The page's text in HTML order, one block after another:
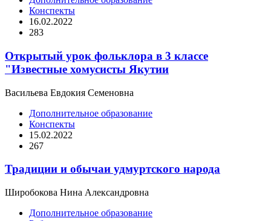
Конспекты
16.02.2022
283
Открытый урок фольклора в 3 классе
"Известные хомусисты Якутии
Васильева Евдокия Семеновна
Дополнительное образование
Конспекты
15.02.2022
267
Традиции и обычаи удмуртского народа
Широбокова Нина Александровна
Дополнительное образование